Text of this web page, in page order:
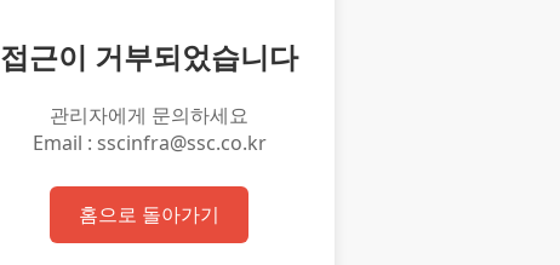
접근이 거부되었습니다
관리자에게 문의하세요
Email : sscinfra@ssc.co.kr
홈으로 돌아가기